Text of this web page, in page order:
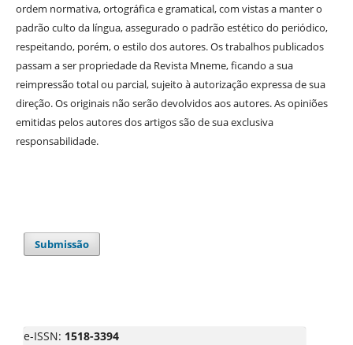
ordem normativa, ortográfica e gramatical, com vistas a manter o
padrão culto da língua, assegurado o padrão estético do periódico,
respeitando, porém, o estilo dos autores. Os trabalhos publicados
passam a ser propriedade da Revista Mneme, ficando a sua
reimpressão total ou parcial, sujeito à autorização expressa de sua
direção. Os originais não serão devolvidos aos autores. As opiniões
emitidas pelos autores dos artigos são de sua exclusiva
responsabilidade.
Submissão
e-ISSN: 1518-3394